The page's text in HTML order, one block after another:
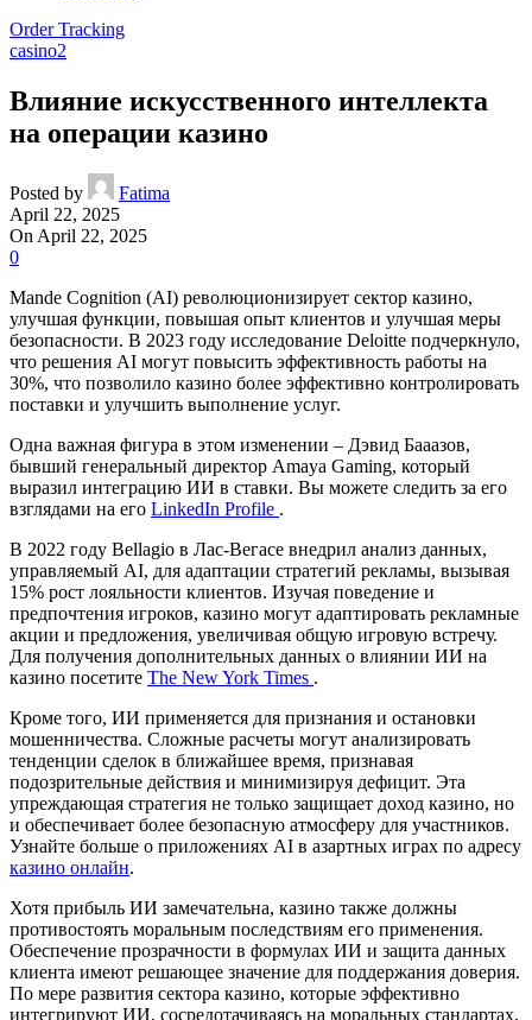
Order Tracking
casino2
Влияние искусственного интеллекта
на операции казино
Posted by
Fatima
April 22, 2025
On April 22, 2025
0
Mande Cognition (AI) революционизирует сектор казино,
улучшая функции, повышая опыт клиентов и улучшая меры
безопасности. В 2023 году исследование Deloitte подчеркнуло,
что решения AI могут повысить эффективность работы на
30%, что позволило казино более эффективно контролировать
поставки и улучшить выполнение услуг.
Одна важная фигура в этом изменении – Дэвид Бааазов,
бывший генеральный директор Amaya Gaming, который
выразил интеграцию ИИ в ставки. Вы можете следить за его
взглядами на его LinkedIn Profile .
В 2022 году Bellagio в Лас-Вегасе внедрил анализ данных,
управляемый AI, для адаптации стратегий рекламы, вызывая
15% рост лояльности клиентов. Изучая поведение и
предпочтения игроков, казино могут адаптировать рекламные
акции и предложения, увеличивая общую игровую встречу.
Для получения дополнительных данных о влиянии ИИ на
казино посетите The New York Times .
Кроме того, ИИ применяется для признания и остановки
мошенничества. Сложные расчеты могут анализировать
тенденции сделок в ближайшее время, признавая
подозрительные действия и минимизируя дефицит. Эта
упреждающая стратегия не только защищает доход казино, но
и обеспечивает более безопасную атмосферу для участников.
Узнайте больше о приложениях AI в азартных играх по адресу
казино онлайн.
Хотя прибыль ИИ замечательна, казино также должны
противостоять моральным последствиям его применения.
Обеспечение прозрачности в формулах ИИ и защита данных
клиента имеют решающее значение для поддержания доверия.
По мере развития сектора казино, которые эффективно
интегрируют ИИ, сосредотачиваясь на моральных стандартах,